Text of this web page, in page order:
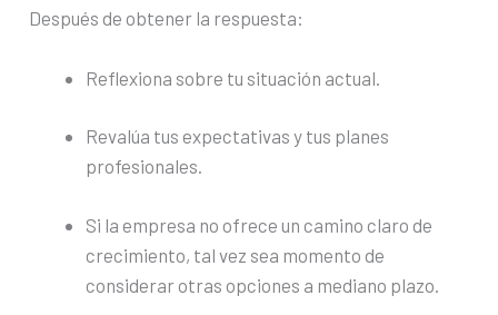
Después de obtener la respuesta:
Reflexiona sobre tu situación actual.
Revalúa tus expectativas y tus planes
profesionales.
Si la empresa no ofrece un camino claro de
crecimiento, tal vez sea momento de
considerar otras opciones a mediano plazo.